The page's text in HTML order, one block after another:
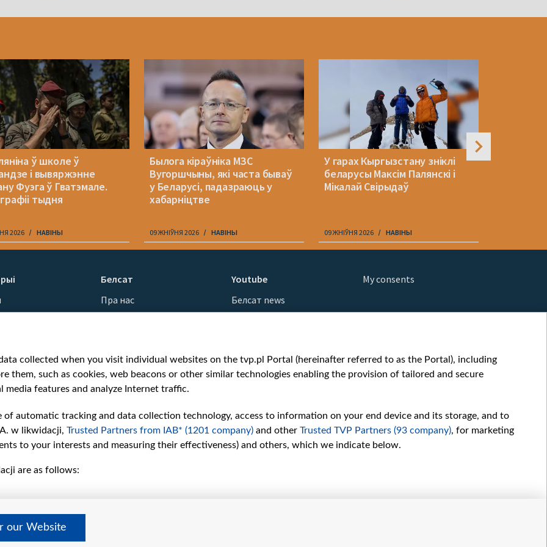
ў школе ў
і вывяржэнне
Фуэга ў Гватэмале.
тыдня
2026 НАВІНЫ
Былога кіраўніка МЗС
Вугоршчыны, які часта бываў
у Беларусі, падазраюць у
хабарніцтве
09 ЖНІЎНЯ 2026 НАВІНЫ
У гарах Кыргызстану зніклі
беларусы Максім Палянскі і
Мікалай Свірыдаў
09 ЖНІЎНЯ 2026 НАВІНЫ
Белсат
Пра нас
Кантакты
Як нас глядзець
Узнагароды
Міжнародная супраца
Ціск з боку ўладаў
Беларусі
Як нас падтрымаць
Youtube
Белсат news
Белсат Shorts
Belsat English
Biełsat PL
Белсат History
Белсат Music
Белсат Doc
My consents
collected when you visit individual websites on the tvp.pl Portal (hereinafter referred to as the Portal), including
them, such as cookies, web beacons or other similar technologies enabling the provision of tailored and secure
media features and analyze Internet traffic.
automatic tracking and data collection technology, access to information on your end device and its storage, and to
w likwidacji, Trusted Partners from IAB* (1201 company) and other Trusted TVP Partners (93 company), for marketing
to your interests and measuring their effectiveness) and others, which we indicate below.
are as follows:
our Website